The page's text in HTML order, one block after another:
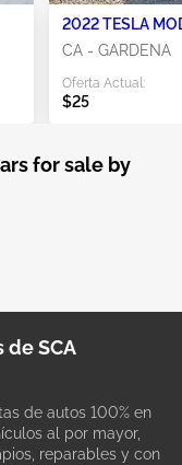
2022 TESLA
CA - GARDENA
Oferta Actual:
$25
for sale by
de SCA
de autos 100% en
al por mayor,
reparables y con